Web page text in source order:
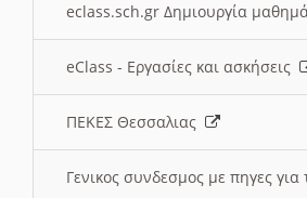
eclass.sch.gr Δημιουργία
eClass - Εργασίες και ασκήσεις
ΠΕΚΕΣ Θεσσαλιας
Γενικος συνδεσμος με πηγες για